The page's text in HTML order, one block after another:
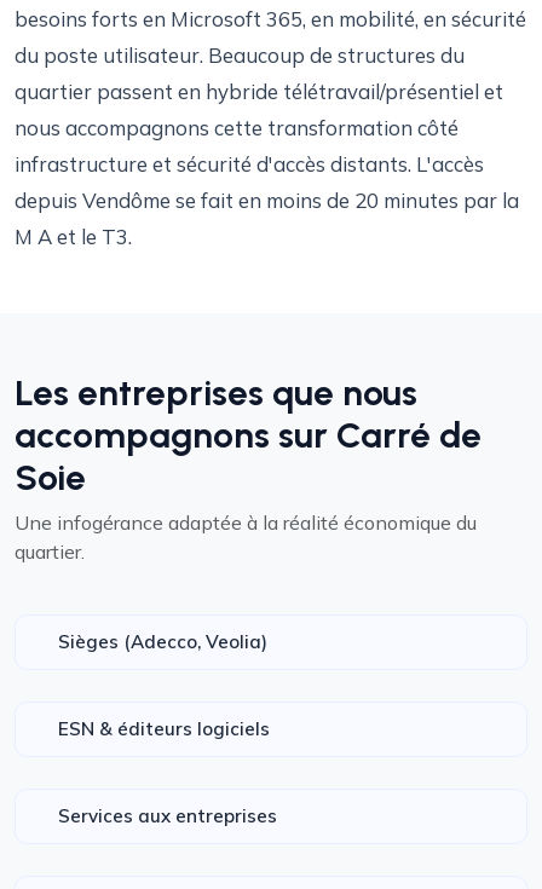
besoins forts en Microsoft 365, en mobilité, en sécurité
du poste utilisateur. Beaucoup de structures du
quartier passent en hybride télétravail/présentiel et
nous accompagnons cette transformation côté
infrastructure et sécurité d'accès distants. L'accès
depuis Vendôme se fait en moins de 20 minutes par la
M A et le T3.
Les entreprises que nous
accompagnons sur Carré de
Soie
Une infogérance adaptée à la réalité économique du
quartier.
Sièges (Adecco, Veolia)
ESN & éditeurs logiciels
Services aux entreprises